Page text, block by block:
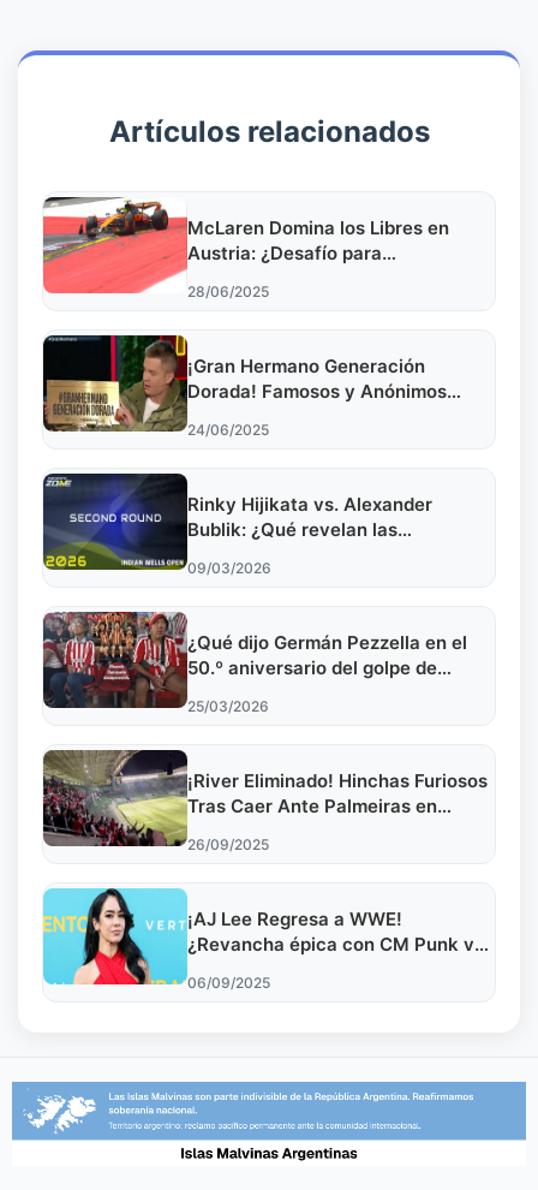
Artículos relacionados
McLaren Domina los Libres en
Austria: ¿Desafío para
28/06/2025
¡Gran Hermano Generación
Dorada! Famosos y Anónimos
24/06/2025
Rinky Hijikata vs. Alexander
Bublik: ¿Qué revelan las
09/03/2026
¿Qué dijo Germán Pezzella en el
50.º aniversario del golpe de
lucha por la democracia
25/03/2026
¡River Eliminado! Hinchas Furiosos
Tras Caer Ante Palmeiras en
26/09/2025
¡AJ Lee Regresa a WWE!
¿Revancha épica con CM Punk vs
06/09/2025